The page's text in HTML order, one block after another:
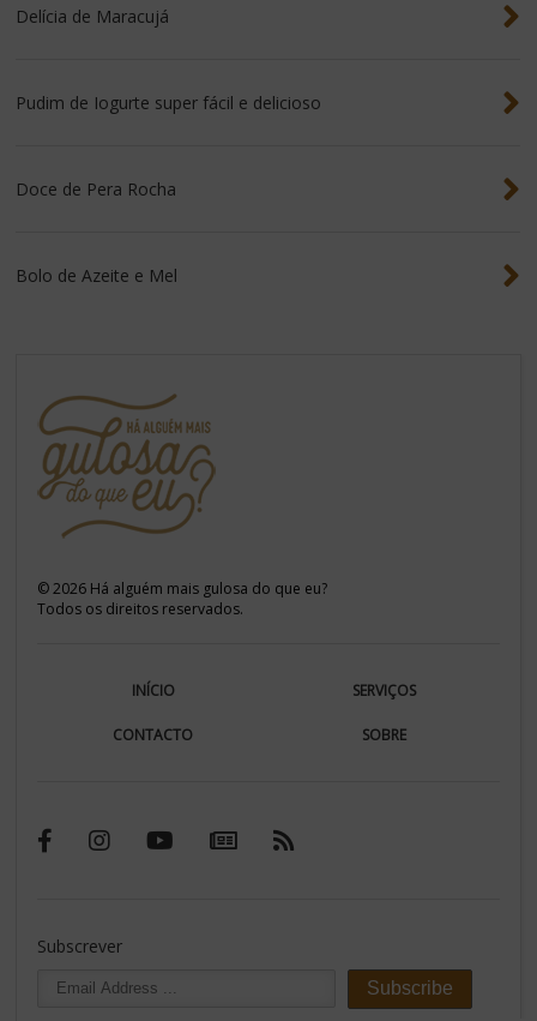
Delícia de Maracujá
Pudim de Iogurte super fácil e delicioso
Doce de Pera Rocha
Bolo de Azeite e Mel
©2026 Há alguém mais gulosa do que eu?
Todos os direitos reservados.
INÍCIO SERVIÇOS
CONTACTO SOBRE
Subscrever